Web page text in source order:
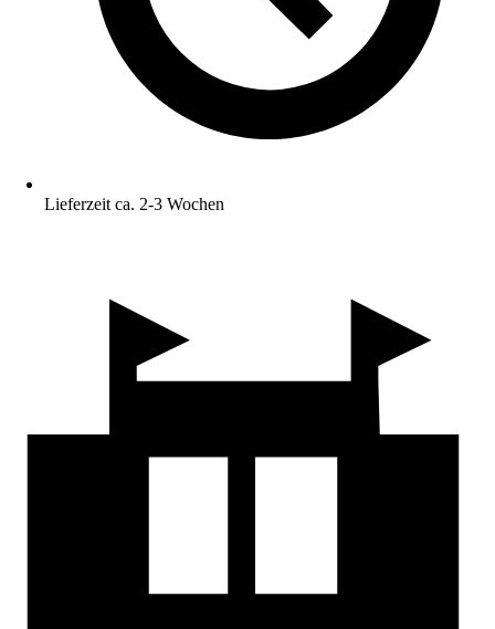
Lieferzeit ca. 2-3 Wochen